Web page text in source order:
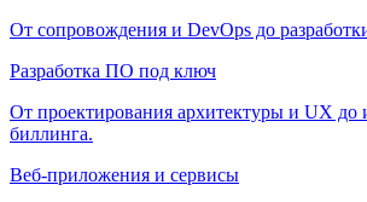
От сопровождения и DevOps до
Разработка ПО под ключ
От проектирования архитектуры и UX до
биллинга.
Веб-приложения и сервисы